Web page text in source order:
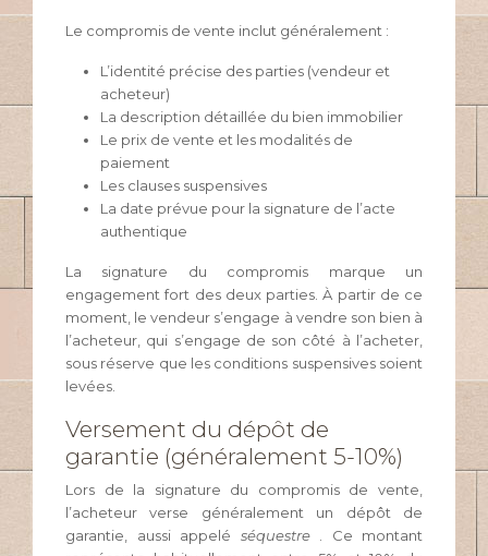
Le compromis de vente inclut généralement :
L’identité précise des parties (vendeur et
acheteur)
La description détaillée du bien immobilier
Le prix de vente et les modalités de
paiement
Les clauses suspensives
La date prévue pour la signature de l’acte
authentique
La signature du compromis marque un
engagement fort des deux parties. À partir de ce
moment, le vendeur s’engage à vendre son bien à
l’acheteur, qui s’engage de son côté à l’acheter,
sous réserve que les conditions suspensives soient
levées.
Versement du dépôt de
garantie (généralement 5-10%)
Lors de la signature du compromis de vente,
l’acheteur verse généralement un dépôt de
garantie, aussi appelé séquestre
. Ce montant